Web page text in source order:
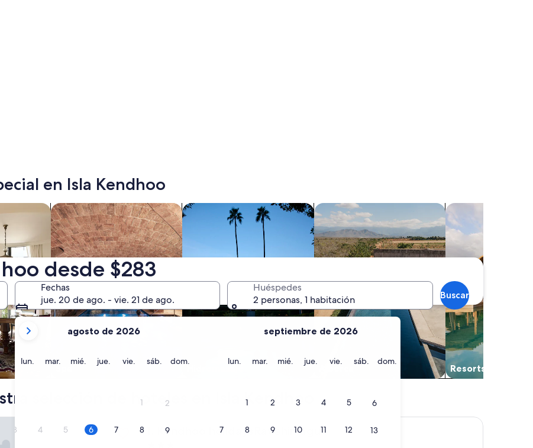
desde $283
Fechas
jue. 20 de ago. - vie. 21 de ago.
tus
meses
actuales
son
August
y
agosto de 2026
lun. lunesmar. martes
mié. miércoles
jue. jueves
vie. viernes
sáb. sábado
dom.
1 2
3 4 5 6 7 8 9
septiembre de 2026
lun. lunesmar. martes
mié. miércoles
jue. jueves
vie. viernes
sáb. sábado
dom. domingo
1 2 3 4 5 6
7 8 9 10 11 12 13
Huéspedes
2 personas, 1 habitación
Buscar
en Isla Kendhoo
Spa
Buscar propiedades con spa
Hidromasaje
Buscar propiedades con tina de hidromasaje
Alberca
Buscar propiedades con alberca
Resorts
Buscar resorts
selección de hoteles en Isla Kendhoo
1. Kendhoo holidaysRavehimagu
Kendhoo holidaysRavehimagu
holidaysRavehimagu